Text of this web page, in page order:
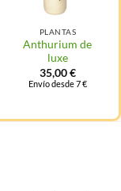
PLANTAS
Anthurium de
luxe
35,00€
Envío desde 7 €